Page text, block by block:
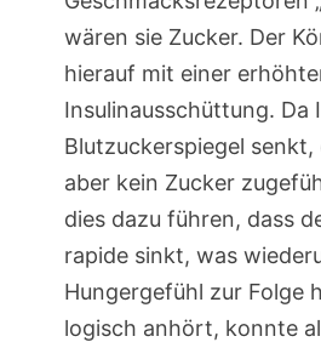
wären sie Zucker. Der
hierauf mit einer
Insulinausschüttung. Da
Blutzuckerspiegel senkt,
aber kein Zucker
dies dazu führen, dass
rapide sinkt, was
Hungergefühl zur Folge
logisch anhört, konnte